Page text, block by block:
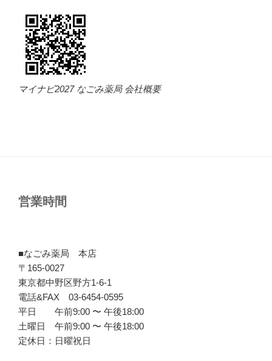
マイナビ2027 なごみ薬局 会社概要
営業時間
■なごみ薬局 本店
〒165-0027
東京都中野区野方1-6-1
電話&FAX 03-6454-0595
平日 午前9:00 〜 午後18:00
土曜日 午前9:00 〜 午後18:00
定休日：日曜祝日